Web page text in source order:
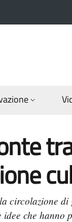
circolazione
che